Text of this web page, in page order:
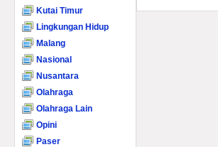
Kutai Timur
Lingkungan Hidup
Malang
Nasional
Nusantara
Olahraga
Olahraga Lain
Opini
Paser